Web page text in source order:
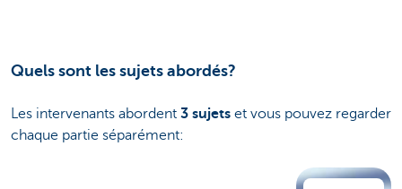
Quels sont les sujets abordés?
Les intervenants abordent 3 sujets et vous pouvez regarder
chaque partie séparément: